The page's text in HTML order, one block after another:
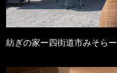
紡ぎの家ー四街道市みそらー